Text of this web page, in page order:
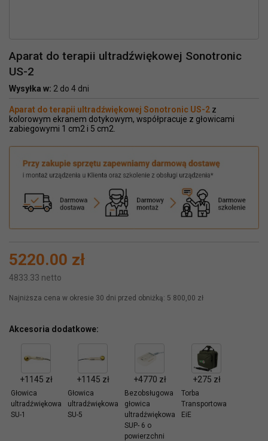
Aparat do terapii ultradźwiękowej Sonotronic
US-2
Wysyłka w: 2 do 4 dni
Aparat do terapii ultradźwiękowej Sonotronic US-2 z
kolorowym ekranem dotykowym, współpracuje z głowicami
zabiegowymi 1 cm2 i 5 cm2.
5220.00 zł
4833.33 netto
Najniższa cena w okresie 30 dni przed obniżką: 5 800,00 zł
Akcesoria dodatkowe:
+1145 zł
Głowica
ultradźwiękowa
SU-1
+1145 zł
Głowica
ultradźwiękowa
SU-5
+4770 zł
Bezobsługowa
głowica
ultradźwiękowa
SUP- 6 o
powierzchni
+275 zł
Torba
Transportowa
EiE